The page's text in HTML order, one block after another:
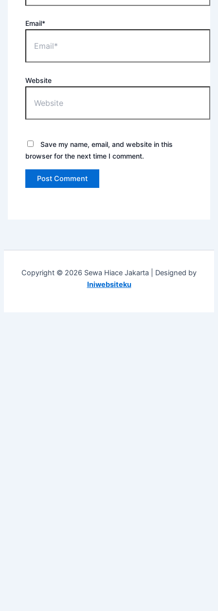
Email*
Website
Save my name, email, and website in this
browser for the next time I comment.
Copyright © 2026 Sewa Hiace Jakarta | Designed by
Iniwebsiteku